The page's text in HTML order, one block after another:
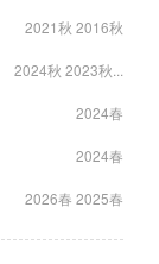
2021秋 2016秋
2024秋 2023秋...
2024春
2024春
2026春 2025春